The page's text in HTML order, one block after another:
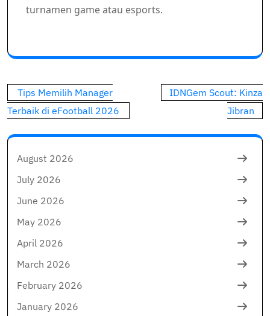
turnamen game atau esports.
Post
navigation
Tips Memilih Manager
Terbaik di eFootball 2026
IDNGem Scout: Kinza
Jibran
August 2026
July 2026
June 2026
May 2026
April 2026
March 2026
February 2026
January 2026